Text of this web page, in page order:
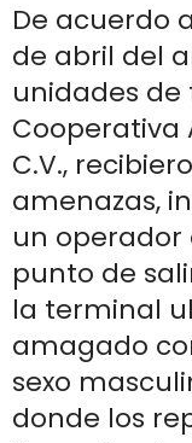
De acuerdo
de abril del
unidades de
Cooperativa
C.V.,
amenazas,
un
punto de
la terminal
amagado
sexo
donde los